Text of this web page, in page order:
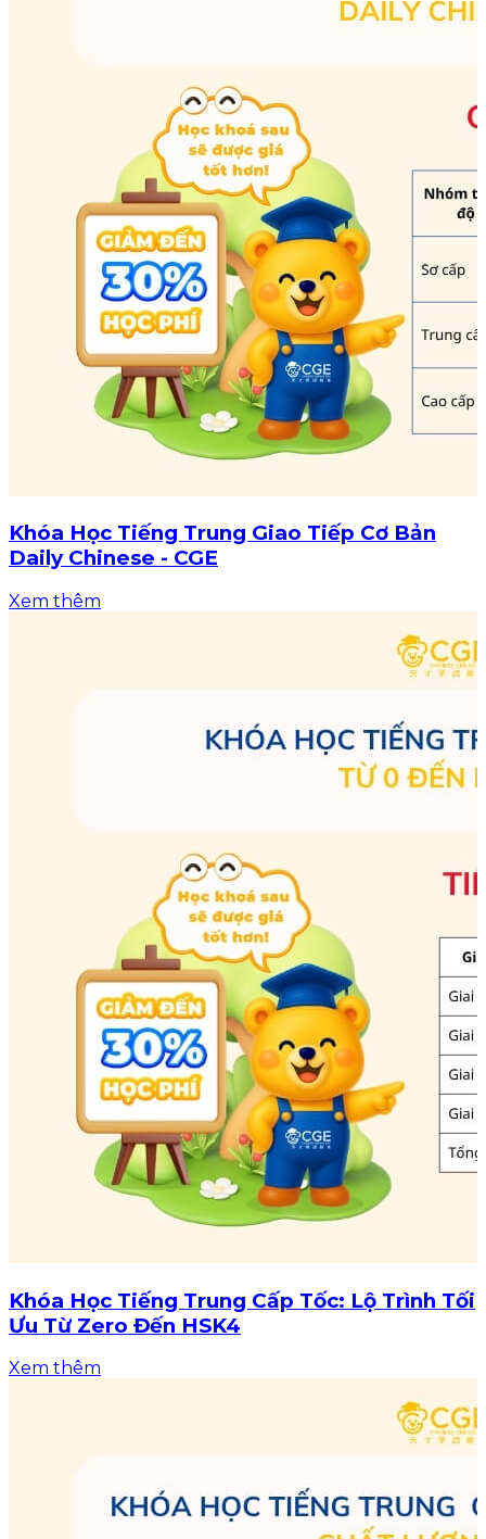
Khóa Học Tiếng Trung Giao Tiếp Cơ Bản
Daily Chinese - CGE
Xem thêm
Khóa Học Tiếng Trung Cấp Tốc: Lộ Trình Tối
Ưu Từ Zero Đến HSK4
Xem thêm